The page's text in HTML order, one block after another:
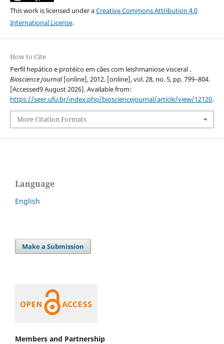
This work is licensed under aCreative Commons Attribution 4.0
International License.
How to Cite
Perfil hepático e protéico em cães com leishmaniose visceral .
Bioscience Journal[online], 2012. [online], vol. 28, no. 5, pp. 799–804.
[Accessed9 August 2026]. Available from:
https://seer.ufu.br/index.php/biosciencejournal/article/view/12120.
More Citation Formats
Language
English
Make a Submission
Members and Partnership